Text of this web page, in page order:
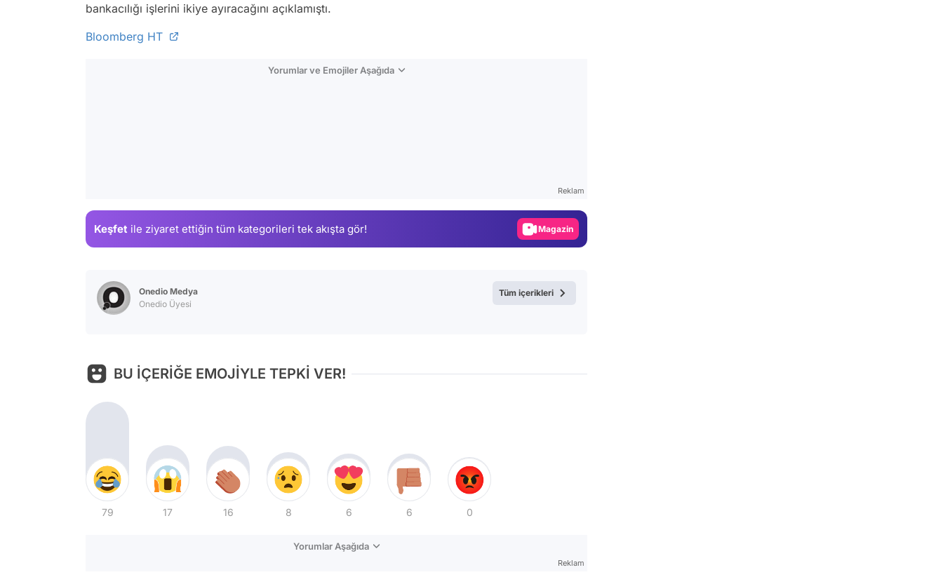
bankacılığı işlerini ikiye ayıracağını açıklamıştı.
Bloomberg HT
Yorumlar ve Emojiler Aşağıda
Reklam
Keşfet ile ziyaret ettiğin tüm kategorileri tek akışta gör! Magazin
Onedio Medya
Onedio Üyesi
Tüm içerikleri
BU İÇERİĞE EMOJİYLE TEPKİ VER!
79 17 16 8 6 6 0
Yorumlar Aşağıda
Reklam